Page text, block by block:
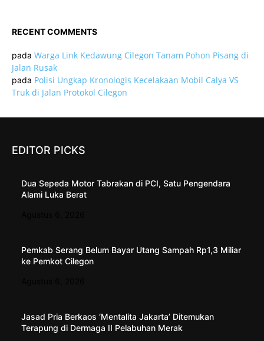
RECENT COMMENTS
pada Warga Link Kedawung Cilegon Tanam Pohon Pisang di
Jalan Rusak
pada Polisi Ungkap Kronologis Kecelakaan Mobil Calya VS
Truk di Jalan Protokol Cilegon
EDITOR PICKS
Dua Sepeda Motor Tabrakan di PCI, Satu Pengendara
Alami Luka Berat
Pemkab Serang Belum Bayar Utang Sampah Rp1,3 Miliar
ke Pemkot Cilegon
Jasad Pria Berkaos ‘Mentalita Jakarta’ Ditemukan
Terapung di Dermaga II Pelabuhan Merak